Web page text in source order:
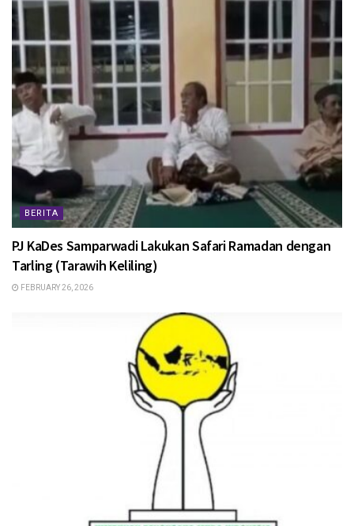
BERITA
PJ KaDes Samparwadi Lakukan Safari Ramadan dengan
Tarling (Tarawih Keliling)
FEBRUARY 26, 2026